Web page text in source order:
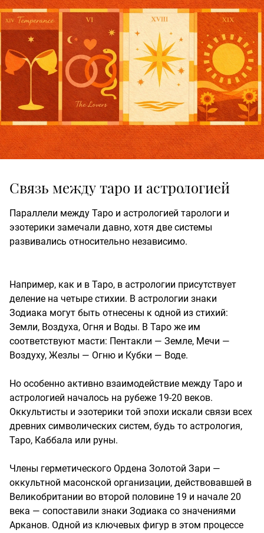
Связь между таро и астрологией
Параллели между Таро и астрологией тарологи и
эзотерики замечали давно, хотя две системы
развивались относительно независимо.
Например, как и в Таро, в астрологии присутствует
деление на четыре стихии. В астрологии знаки
Зодиака могут быть отнесены к одной из стихий:
Земли, Воздуха, Огня и Воды. В Таро же им
соответствуют масти: Пентакли — Земле, Мечи —
Воздуху, Жезлы — Огню и Кубки — Воде.
Но особенно активно взаимодействие между Таро и
астрологией началось на рубеже 19-20 веков.
Оккультисты и эзотерики той эпохи искали связи всех
древних символических систем, будь то астрология,
Таро, Каббала или руны.
Члены герметического Ордена Золотой Зари —
оккультной масонской организации, действовавшей в
Великобритании во второй половине 19 и начале 20
века — сопоставили знаки Зодиака со значениями
Арканов. Одной из ключевых фигур в этом процессе